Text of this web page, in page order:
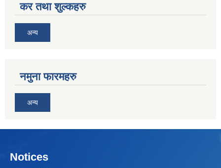
कर तथा शुल्कहरु
अन्य
नमुना फारमहरु
अन्य
Notices